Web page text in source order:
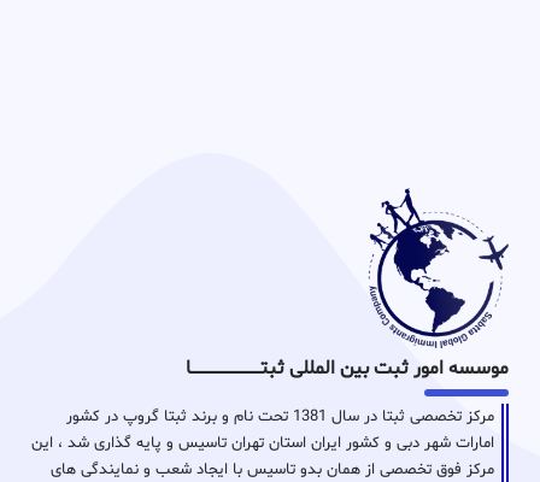
موسسه امور ثبت بین المللی ثبتـــــــــــــــــــــــــــــا
مرکز تخصصی ثبتا در سال 1381 تحت نام و برند ثبتا گروپ در کشور
امارات شهر دبی و کشور ایران استان تهران تاسیس و پایه گذاری شد ، این
مرکز فوق تخصصی از همان بدو تاسیس با ایجاد شعب و نمایندگی های